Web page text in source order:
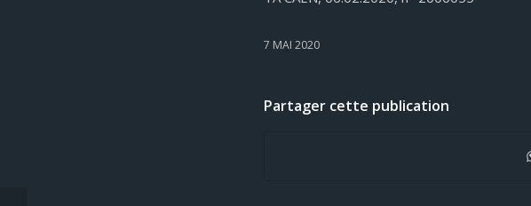
7 MAI 2020
Partager cette publication